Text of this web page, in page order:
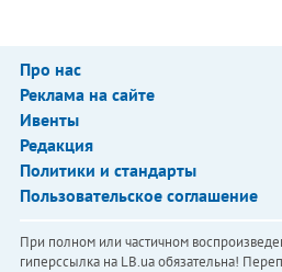
Про нас
Реклама на сайте
Ивенты
Редакция
Политики и стандарты
Пользовательское соглашение
При полном или частичном
гиперссылка на LB.ua обязательна!